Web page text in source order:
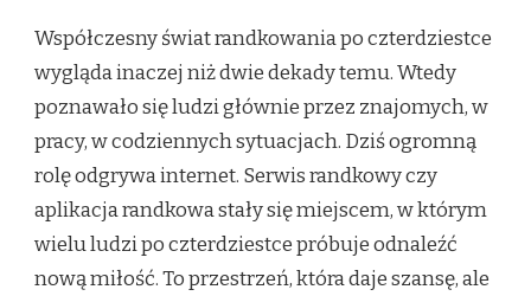
Współczesny świat randkowania po czterdziestce
wygląda inaczej niż dwie dekady temu. Wtedy
poznawało się ludzi głównie przez znajomych, w
pracy, w codziennych sytuacjach. Dziś ogromną
rolę odgrywa internet. Serwis randkowy czy
aplikacja randkowa stały się miejscem, w którym
wielu ludzi po czterdziestce próbuje odnaleźć
nową miłość. To przestrzeń, która daje szansę, ale